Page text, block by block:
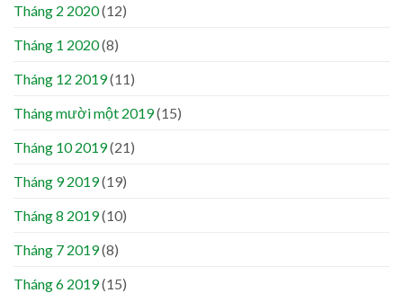
Tháng 2 2020(12)
Tháng 1 2020(8)
Tháng 12 2019(11)
Tháng mười một 2019(15)
Tháng 10 2019(21)
Tháng 9 2019(19)
Tháng 8 2019(10)
Tháng 7 2019(8)
Tháng 6 2019(15)